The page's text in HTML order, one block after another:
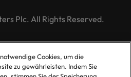
Plc. All Rights Reserved.
Cookies, um die
zu gewährleisten. Indem Sie